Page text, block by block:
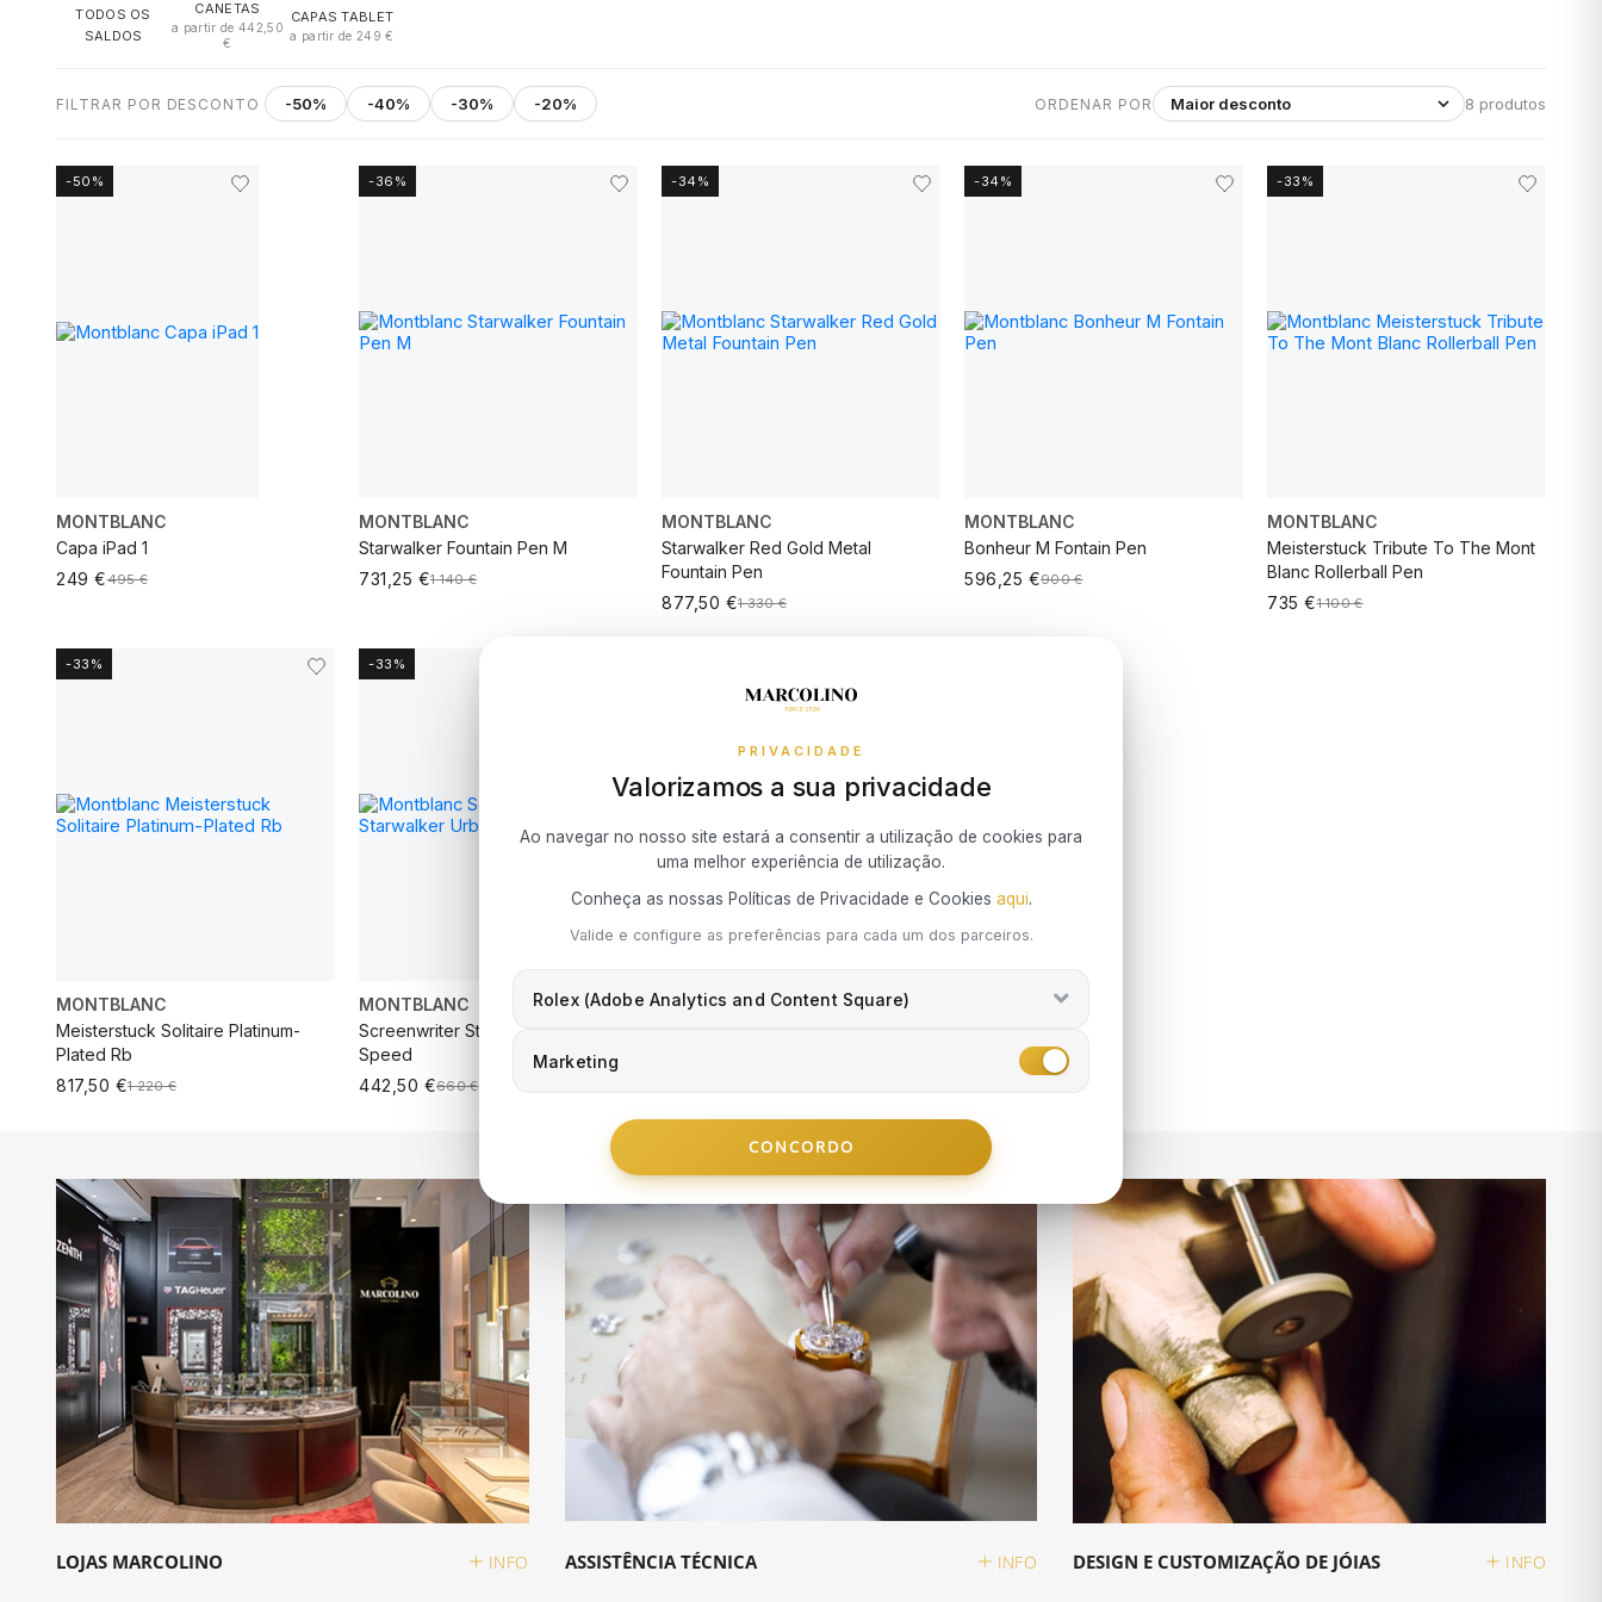
TODOS OS
SALDOS
CANETAS
a partir de 442,50
€
CAPAS TABLET
a partir de 249 €
FILTRAR POR DESCONTO -50% -40% -30% -20% ORDENAR POR 8 produtos
-50%
MONTBLANC
Capa iPad 1
249 €495 €
-36%
MONTBLANC
Starwalker Fountain Pen M
731,25 €1 140 €
-34%
MONTBLANC
Starwalker Red Gold Metal
Fountain Pen
877,50 €1 330 €
ADICIONAR AO CARRINHO
-34%
MONTBLANC
Bonheur M Fontain Pen
596,25 €900 €
-33%
MONTBLANC
Meisterstuck Tribute To The Mont
Blanc Rollerball Pen
735 €1 100 €
-33%
MONTBLANC
Meisterstuck Solitaire Platinum-
Plated Rb
817,50 €1 220 €
ADICIONAR AO CARRINHO
-33%
MONTBLANC
Screenwriter Starwalker Urban
Speed
442,50 €660 €
ADICIONAR AO CARRINHO
MONTBLANC
ADICIONAR AO CARRINHO
LOJAS MARCOLINO INFO ASSISTÊNCIA TÉCNICA INFO DESIGN E CUSTOMIZAÇÃO DE JÓIAS INFO
PRIVACIDADE
Valorizamos a sua privacidade
Ao navegar no nosso site estará a consentir a utilização de cookies para
uma melhor experiência de utilização.
Conheça as nossas Políticas de Privacidade e Cookies aqui.
Valide e configure as preferências para cada um dos parceiros.
Rolex (Adobe Analytics and Content Square)
Marketing
CONCORDO